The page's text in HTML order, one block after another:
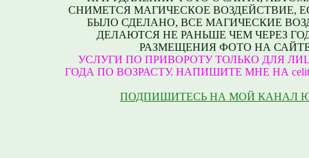
СНИМЕТСЯ МАГИЧЕСКОЕ ВОЗДЕЙСТВИЕ,
БЫЛО СДЕЛАНО, ВСЕ МАГИЧЕСКИЕ
ДЕЛАЮТСЯ НЕ РАНЬШЕ ЧЕМ ЧЕРЕЗ
РАЗМЕЩЕНИЯ ФОТО НА
УСЛУГИ ПО ПРИВОРОТУ ТОЛЬКО ДЛЯ
ГОДА ПО ВОЗРАСТУ. НАПИШИТЕ МНЕ НА
ПОДПИШИТЕСЬ НА МОЙ КАНАЛ